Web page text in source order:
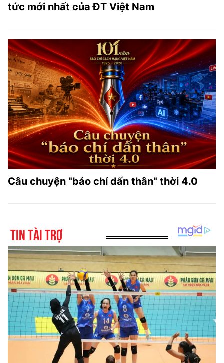
tức mới nhất của ĐT Việt Nam
Câu chuyện "báo chí dấn thân" thời 4.0